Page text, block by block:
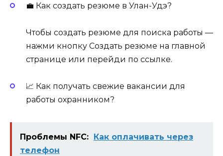
💼 Как создать резюме в Улан-Удэ?
Чтобы создать резюме для поиска работы —
нажми кнопку Создать резюме на главной
странице или перейди по ссылке.
📈 Как получать свежие вакансии для
работы охранником?
Проблемы NFC: Как оплачивать через
телефон